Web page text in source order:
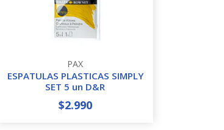
PAX
ESPATULAS PLASTICAS SIMPLY
SET 5 un D&R
+
$2.990